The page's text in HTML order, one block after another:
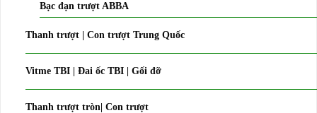
Bạc đạn trượt ABBA
Thanh trượt | Con trượt Trung Quốc
Vitme TBI | Đai ốc TBI | Gối đỡ
Thanh trượt tròn| Con trượt